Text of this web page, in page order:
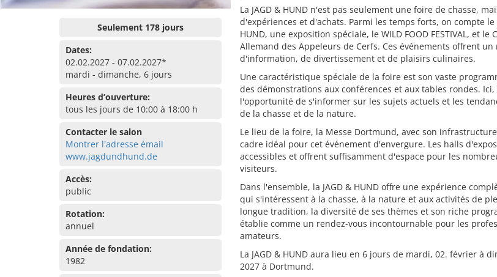
Seulement 178 jours
Dates:
02.02.2027 - 07.02.2027*
mardi - dimanche, 6 jours
Heures d’ouverture:
tous les jours de 10:00 à 18:00 h
Contacter le salon
Montrer l'adresse émail
www.jagdundhund.de
Accès:
public
Rotation:
annuel
Année de fondation:
1982
La JAGD & HUND n'est pas seulement une foire de chasse,
d'expériences et d'achats. Parmi les temps forts, on compte le
HUND, une exposition spéciale, le WILD FOOD FESTIVAL, et le
Allemand des Appeleurs de Cerfs. Ces événements offrent
d'information, de divertissement et de plaisirs culinaires.
Une caractéristique spéciale de la foire est son vaste
des démonstrations aux conférences et aux tables rondes.
l'opportunité de s'informer sur les sujets actuels et les
de la chasse et de la nature.
Le lieu de la foire, la Messe Dortmund, avec son
cadre idéal pour cet événement d'envergure. Les halls
accessibles et offrent suffisamment d'espace pour les
visiteurs.
Dans l'ensemble, la JAGD & HUND offre une expérience
qui s'intéressent à la chasse, à la nature et aux activités de
longue tradition, la diversité de ses thèmes et son riche
établie comme un rendez-vous incontournable pour les
amateurs.
La JAGD & HUND aura lieu en 6 jours de mardi, 02. février à
2027 à Dortmund.